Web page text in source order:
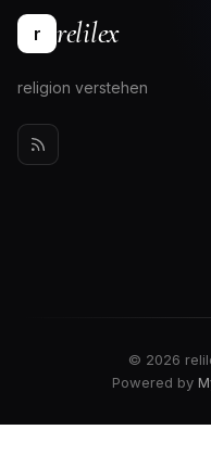
r relilex
religion verstehen
© 2026
Powered by